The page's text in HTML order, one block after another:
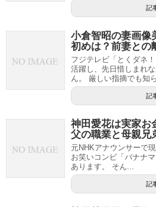
記
小倉智昭の妻画像
初めは？前妻との
フジテレビ「とくダネ
活躍し、先日惜しまれ
ん。 厳しい指摘でも知
記
神田愛花は実家お
父の職業と母親兄
元NHKアナウンサーで
お笑いコンビ「バナナ
あります。 そん...
記